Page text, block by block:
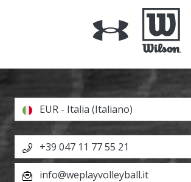
EUR - Italia (Italiano)
+39 047 11 77 55 21
info@weplayvolleyball.it